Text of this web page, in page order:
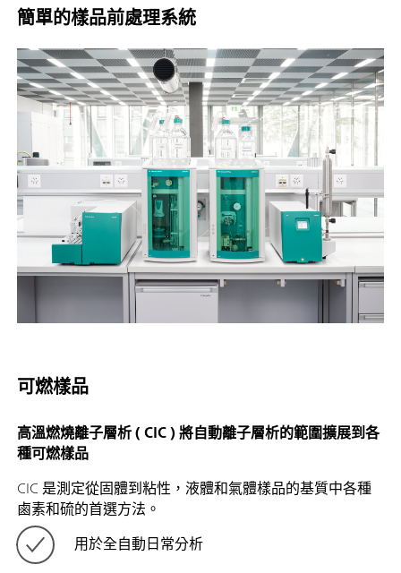
簡單的樣品前處理系統
可燃樣品
高溫燃燒離子層析 ( CIC ) 將自動離子層析的範圍擴展到各
種可燃樣品
CIC 是測定從固體到粘性，液體和氣體樣品的基質中各種
鹵素和硫的首選方法。
用於全自動日常分析